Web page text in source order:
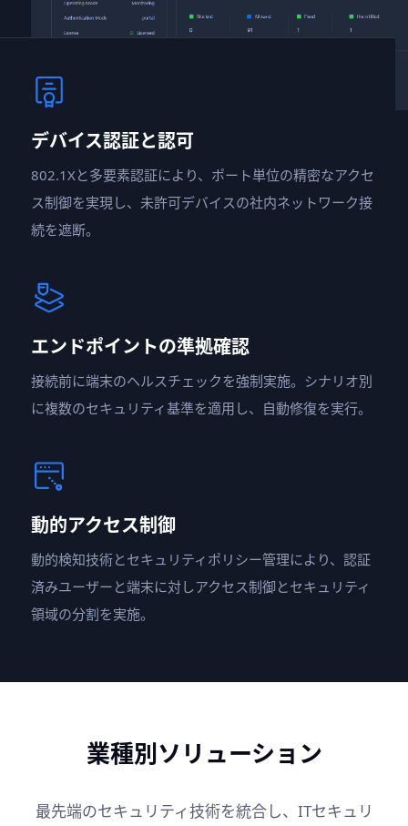
デバイス認証と認可
802.1Xと多要素認証により、ポート単位の精密なアクセ
ス制御を実現し、未許可デバイスの社内ネットワーク接
続を遮断。
エンドポイントの準拠確認
接続前に端末のヘルスチェックを強制実施。シナリオ別
に複数のセキュリティ基準を適用し、自動修復を実行。
動的アクセス制御
動的検知技術とセキュリティポリシー管理により、認証
済みユーザーと端末に対しアクセス制御とセキュリティ
領域の分割を実施。
業種別ソリューション
最先端のセキュリティ技術を統合し、ITセキュリ